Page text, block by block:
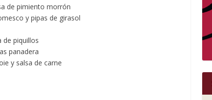
de pimiento morrón
y pipas de girasol
de piquillos
panadera
y salsa de carne